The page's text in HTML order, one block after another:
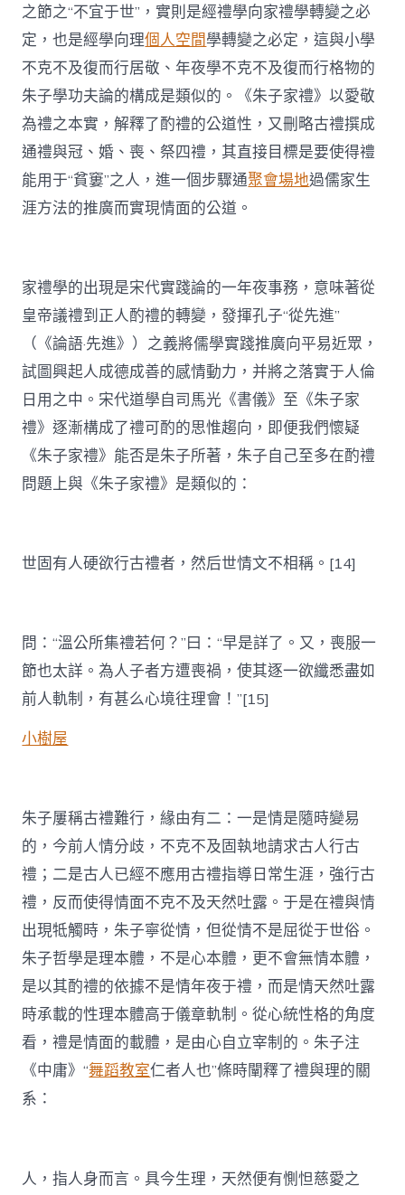
之節之“不宜于世”，實則是經禮學向家禮學轉變之必
定，也是經學向理個人空間學轉變之必定，這與小學
不克不及復而行居敬、年夜學不克不及復而行格物的
朱子學功夫論的構成是類似的。《朱子家禮》以愛敬
為禮之本實，解釋了酌禮的公道性，又刪略古禮撰成
通禮與冠、婚、喪、祭四禮，其直接目標是要使得禮
能用于“貧窶”之人，進一個步驟通聚會場地過儒家生
涯方法的推廣而實現情面的公道。
家禮學的出現是宋代實踐論的一年夜事務，意味著從
皇帝議禮到正人酌禮的轉變，發揮孔子“從先進”
（《論語·先進》）之義將儒學實踐推廣向平易近眾，
試圖興起人成德成善的感情動力，并將之落實于人倫
日用之中。宋代道學自司馬光《書儀》至《朱子家
禮》逐漸構成了禮可酌的思惟趨向，即便我們懷疑
《朱子家禮》能否是朱子所著，朱子自己至多在酌禮
問題上與《朱子家禮》是類似的：
世固有人硬欲行古禮者，然后世情文不相稱。[14]
問：“溫公所集禮若何？”曰：“早是詳了。又，喪服一
節也太詳。為人子者方遭喪禍，使其逐一欲纖悉盡如
前人軌制，有甚么心境往理會！”[15]
小樹屋
朱子屢稱古禮難行，緣由有二：一是情是隨時變易
的，今前人情分歧，不克不及固執地請求古人行古
禮；二是古人已經不應用古禮指導日常生涯，強行古
禮，反而使得情面不克不及天然吐露。于是在禮與情
出現牴觸時，朱子寧從情，但從情不是屈從于世俗。
朱子哲學是理本體，不是心本體，更不會無情本體，
是以其酌禮的依據不是情年夜于禮，而是情天然吐露
時承載的性理本體高于儀章軌制。從心統性格的角度
看，禮是情面的載體，是由心自立宰制的。朱子注
《中庸》“舞蹈教室仁者人也”條時闡釋了禮與理的關
系：
人，指人身而言。具今生理，天然便有惻怛慈愛之